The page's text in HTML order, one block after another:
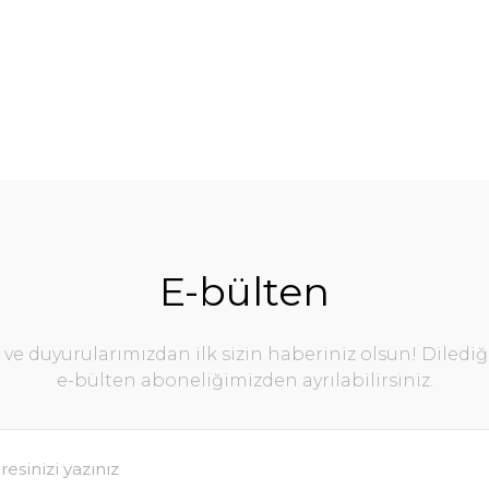
E-bülten
ve duyurularımızdan ilk sizin haberiniz olsun!
e-bülten aboneliğimizden ayrılabilirsiniz.